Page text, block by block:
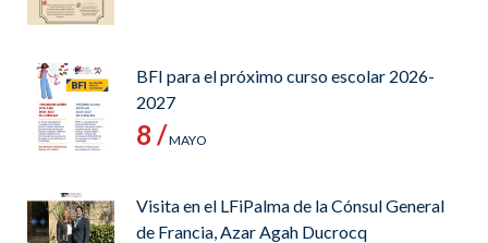
BFI para el próximo curso escolar 2026-
2027
8 /MAYO
Visita en el LFiPalma de la Cónsul General
de Francia, Azar Agah Ducrocq